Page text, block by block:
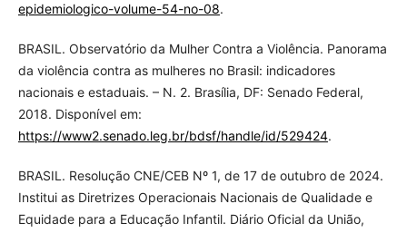
epidemiologico-volume-54-no-08.
BRASIL. Observatório da Mulher Contra a Violência. Panorama
da violência contra as mulheres no Brasil: indicadores
nacionais e estaduais. – N. 2. Brasília, DF: Senado Federal,
2018. Disponível em:
https://www2.senado.leg.br/bdsf/handle/id/529424.
BRASIL. Resolução CNE/CEB Nº 1, de 17 de outubro de 2024.
Institui as Diretrizes Operacionais Nacionais de Qualidade e
Equidade para a Educação Infantil. Diário Oficial da União,